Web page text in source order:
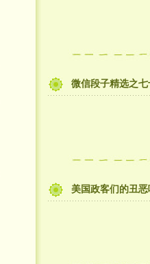
微信段子精选之
美国政客们的丑